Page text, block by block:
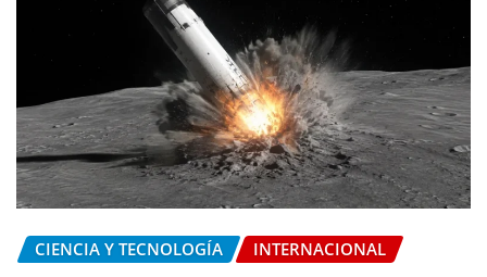
CIENCIA Y TECNOLOGÍA INTERNACIONAL